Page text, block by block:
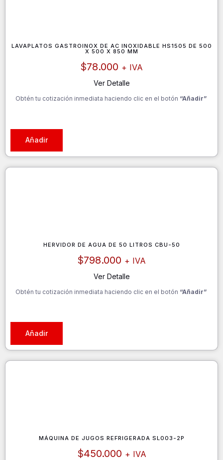
LAVAPLATOS GASTROINOX DE AC INOXIDABLE HS1505 DE 500
X 500 X 850 MM
$78.000 + IVA
Ver Detalle
Obtén tu cotización inmediata haciendo clic en el botón “Añadir”
Añadir
HERVIDOR DE AGUA DE 50 LITROS CBU-50
$798.000 + IVA
Ver Detalle
Obtén tu cotización inmediata haciendo clic en el botón “Añadir”
Añadir
MÁQUINA DE JUGOS REFRIGERADA SL003-2P
$450.000 + IVA